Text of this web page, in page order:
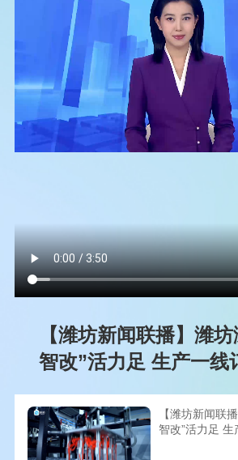
【潍坊新闻联播】潍
智改”活力足 生产一线
【潍坊新闻联
智改”活力足